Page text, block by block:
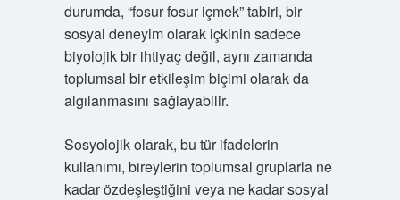
durumda, “fosur fosur içmek” tabiri, bir
sosyal deneyim olarak içkinin sadece
biyolojik bir ihtiyaç değil, aynı zamanda
toplumsal bir etkileşim biçimi olarak da
algılanmasını sağlayabilir.
Sosyolojik olarak, bu tür ifadelerin
kullanımı, bireylerin toplumsal gruplarla ne
kadar özdeşleştiğini veya ne kadar sosyal